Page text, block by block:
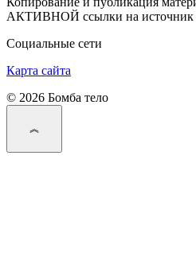
АКТИВНОЙ ссылки на
Социальные сети
Карта сайта
© 2026 Бомба тело